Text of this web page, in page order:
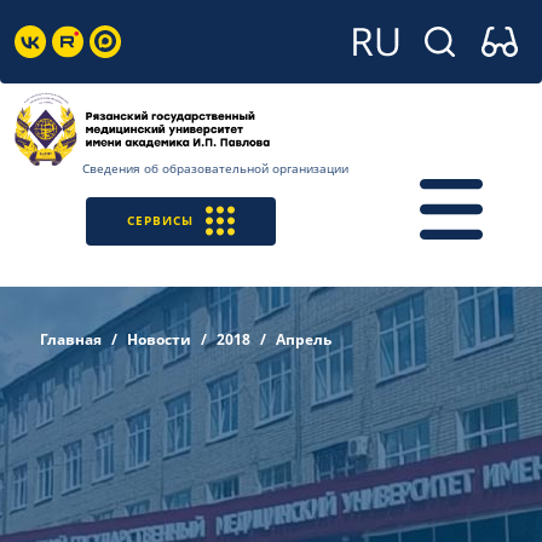
Сведения об образовательной организации
СЕРВИСЫ
Главная Новости 2018 Апрель